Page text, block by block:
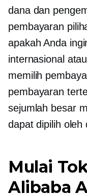
dana dan
pembayaran
apakah Anda
internasional
memilih
pembayaran
sejumlah besar
dapat dipilih oleh
Mulai
Alibaba